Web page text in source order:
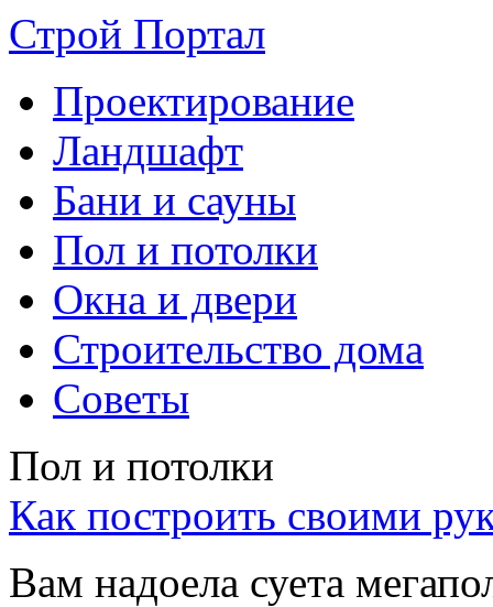
Строй Портал
Проектирование
Ландшафт
Бани и сауны
Пол и потолки
Окна и двери
Строительство дома
Советы
Пол и потолки
Как построить своими
Вам надоела суета